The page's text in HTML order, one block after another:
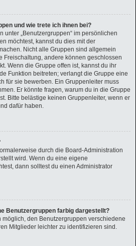
und wie trete ich ihnen bei?
unter „Benutzergruppen“ im persönlichen
möchtest, kannst du dies mit der
Nicht alle Gruppen sind allgemein
Freischaltung, andere können geschlossen
Wenn die Gruppe offen ist, kannst du ihr
Funktion beitreten; verlangt die Gruppe eine
für sie bewerben. Ein Gruppenleiter muss
Er könnte fragen, warum du in die Gruppe
Bitte belästige keinen Gruppenleiter, wenn er
dafür haben.
durch die Board-Administration
wird. Wenn du eine eigene
dann solltest du einen Administrator
Benutzergruppen farbig dargestellt?
möglich, den Benutzergruppen verschiedene
Mitglieder leichter zu identifizieren sind.